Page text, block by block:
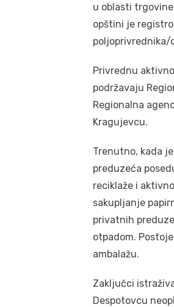
u oblasti trgovine
opštini je
poljoprivrednika/
Privrednu
podržavaju
Regionalna
Kragujevcu.
Trenutno, kada
preduzeća
reciklaže i
sakupljanje
privatnih
otpadom.
ambalažu.
Zaključci
Despotovcu